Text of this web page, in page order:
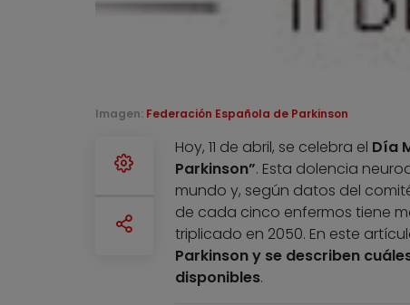
Imagen: Federación Española de Parkinson
Hoy, 11 de abril, se celebra el Día
Parkinson”. Esta dolencia
mundo y, según datos del
de cada cinco enfermos tiene
triplicado en 2050. En este
Parkinson y se describen
disponibles.